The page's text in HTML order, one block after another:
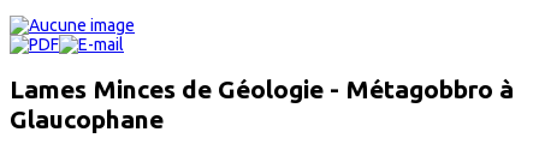
Lames Minces de Géologie - Métagobbro à
Glaucophane